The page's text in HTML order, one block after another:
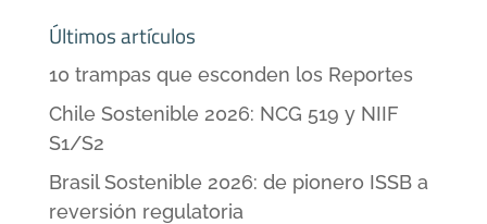
Últimos artículos
10 trampas que esconden los Reportes
Chile Sostenible 2026: NCG 519 y NIIF
S1/S2
Brasil Sostenible 2026: de pionero ISSB a
reversión regulatoria